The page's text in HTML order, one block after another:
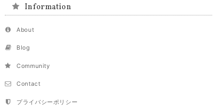
Information
About
Blog
Community
Contact
プライバシーポリシー